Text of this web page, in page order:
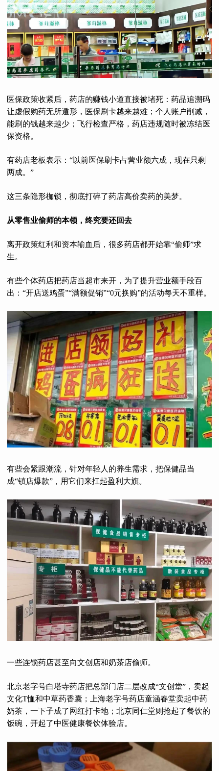
医保政策收紧后，药店的赚钱小道直接被堵死：药品追溯码
让虚假购药无所遁形，医保刷卡越来越难；个人账户削减，
能刷的钱越来越少；飞行检查严格，药店违规随时被冻结医
保资格。
有药店老板表示：“以前医保刷卡占营业额六成，现在只剩
两成。”
这三条隐形枷锁，彻底打碎了药店高价卖药的美梦。
从零售业偷师的本领，终究要还回去
离开政策红利和资本输血后，很多药店都开始靠“偷师”求
生。
有些个体药店把药店当超市来开，为了提升营业额手段百
出：“开店送鸡蛋”“满额促销”“0元换购”的活动每天不重样。
有些会紧跟潮流，针对年轻人的养生需求，把保健品当
成“镇店爆款”，用它们来扛起盈利大旗。
一些连锁药店甚至向文创店和奶茶店偷师。
北京老字号白塔寺药店把总部门店二层改成“文创堂”，卖起
文化T恤和中草药香囊；上海老字号药店童涵春堂卖起中药
奶茶，一下子成了网红打卡地；北京同仁堂则抢起了餐饮的
饭碗，开起了中医健康餐饮体验店。